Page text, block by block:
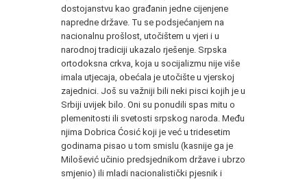
dostojanstvu kao građanin jedne cijenjene
napredne države. Tu se podsjećanjem na
nacionalnu prošlost, utočištem u vjeri i u
narodnoj tradiciji ukazalo rješenje. Srpska
ortodoksna crkva, koja u socijalizmu nije više
imala utjecaja, obećala je utočište u vjerskoj
zajednici. Još su važniji bili neki pisci kojih je u
Srbiji uvijek bilo. Oni su ponudili spas mitu o
plemenitosti ili svetosti srpskog naroda. Među
njima Dobrica Ćosić koji je već u tridesetim
godinama pisao u tom smislu (kasnije ga je
Milošević učinio predsjednikom države i ubrzo
smjenio) ili mladi nacionalistički pjesnik i